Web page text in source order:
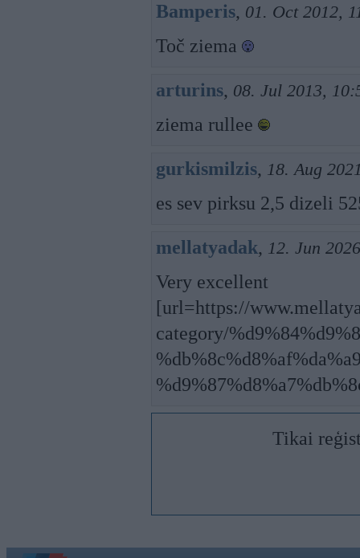
Bamperis, 01. Oct 2012,
Toč ziema
arturins, 08. Jul 2013,
ziema rullee
gurkismilzis, 18. Aug
es sev pirksu 2,5 dizeli
mellatyadak, 12. Jun
Very excellent
[url=https://
category/
Tikai